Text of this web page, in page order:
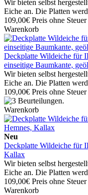
Wir bieten selbst
Eiche an. Die Platten
109,00€ Preis ohne
Warenkorb
Deckplatte Wildeiche für
einseitige Baumkante,
Wir bieten selbst
Eiche an. Die Platten
109,00€ Preis ohne
Warenkorb
Neu
Deckplatte Wildeiche für
Kallax
Wir bieten selbst
Eiche an. Die Platten
109,00€ Preis ohne
Warenkorb